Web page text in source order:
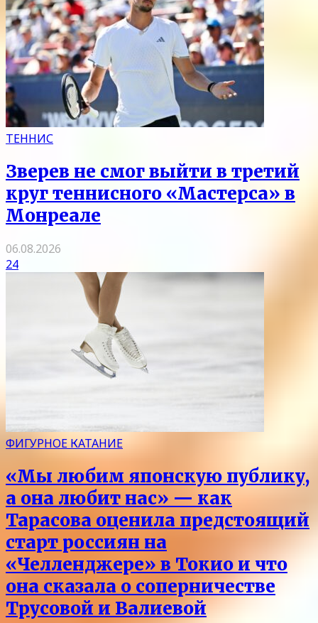
ТЕННИС
Зверев не смог выйти в третий
круг теннисного «Мастерса» в
Монреале
06.08.2026
24
ФИГУРНОЕ КАТАНИЕ
«Мы любим японскую публику,
а она любит нас» — как
Тарасова оценила предстоящий
старт россиян на
«Челленджере» в Токио и что
она сказала о соперничестве
Трусовой и Валиевой